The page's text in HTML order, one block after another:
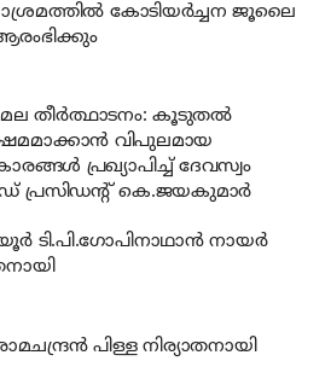
കോടിയര്‍ച്ചന ജൂലൈ
തീര്‍ത്ഥാടനം: കൂടുതല്‍
വിപുലമായ
പ്രഖ്യാപിച്ച് ദേവസ്വം
പ്രസിഡന്റ് കെ.ജയകുമാര്‍
ടി.പി.ഗോപിനാഥാന്‍ നായര്‍
പിള്ള നിര്യാതനായി